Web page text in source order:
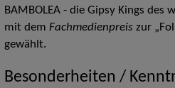
BAMBOLEA - die Gipsy Kings des
mit dem Fachmedienpreis zur
gewählt.
Besonderheiten /